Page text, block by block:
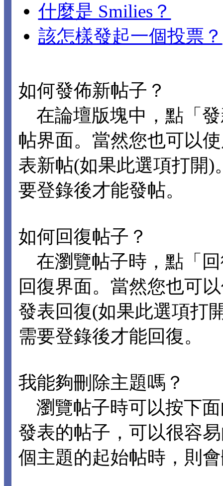
什麼是 Smilies？
該怎樣發起一個投票？
如何發佈新帖子？
在論壇版塊中，點「
帖界面。當然您也可以
表新帖(如果此選項打開
要登錄後才能發帖。
如何回復帖子？
在瀏覽帖子時，點「
回復界面。當然您也可
發表回復(如果此選項打
需要登錄後才能回復。
我能夠刪除主題嗎？
瀏覽帖子時可以按下
發表的帖子，可以很容
個主題的起始帖時，則